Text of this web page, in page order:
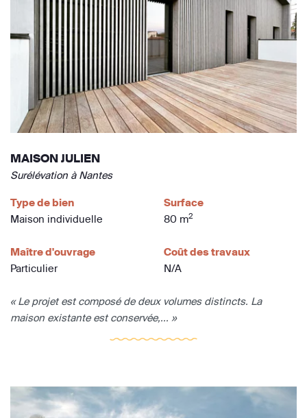
MAISON JULIEN
Surélévation à Nantes
Type de bien
Maison individuelle
Surface
80 m2
Maître d'ouvrage
Particulier
Coût des travaux
N/A
« Le projet est composé de deux volumes distincts. La
maison existante est conservée,... »